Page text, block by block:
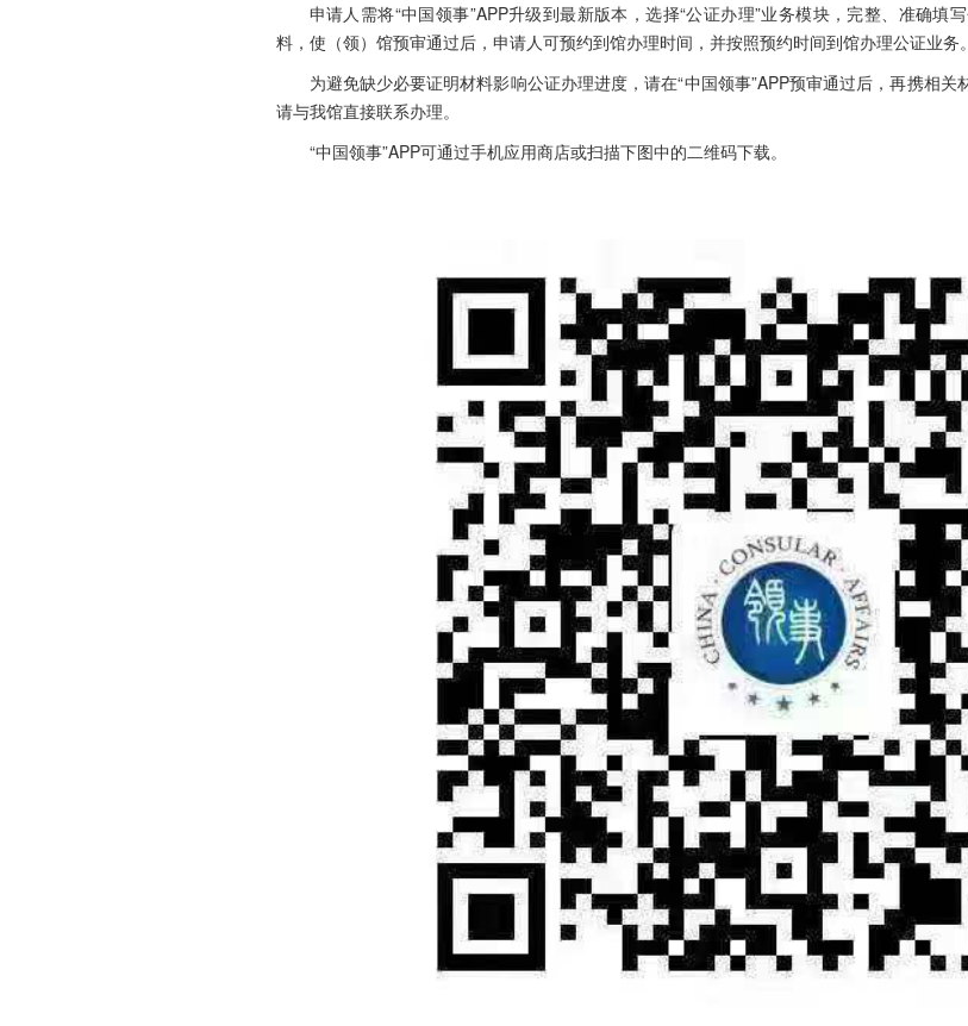
申请人需将“中国领事”APP升级到最新版本，选择“公证办理”业务模块，完整、准确填
料，使（领）馆预审通过后，申请人可预约到馆办理时间，并按照预约时间到馆办理公证业务。
为避免缺少必要证明材料影响公证办理进度，请在“中国领事”APP预审通过后，再携相关
请与我馆直接联系办理。
“中国领事”APP可通过手机应用商店或扫描下图中的二维码下载。